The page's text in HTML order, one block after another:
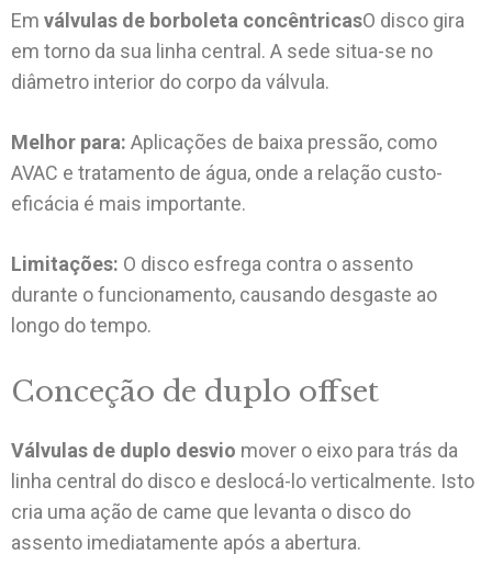
Em válvulas de borboleta concêntricasO disco gira
em torno da sua linha central. A sede situa-se no
diâmetro interior do corpo da válvula.
Melhor para: Aplicações de baixa pressão, como
AVAC e tratamento de água, onde a relação custo-
eficácia é mais importante.
Limitações: O disco esfrega contra o assento
durante o funcionamento, causando desgaste ao
longo do tempo.
Conceção de duplo offset
Válvulas de duplo desvio mover o eixo para trás da
linha central do disco e deslocá-lo verticalmente. Isto
cria uma ação de came que levanta o disco do
assento imediatamente após a abertura.